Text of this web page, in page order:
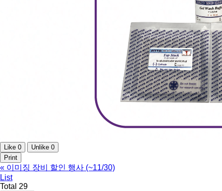
Like 0 Unlike 0
Print
« 이미징 장비 할인 행사 (~11/30)
List
Total 29